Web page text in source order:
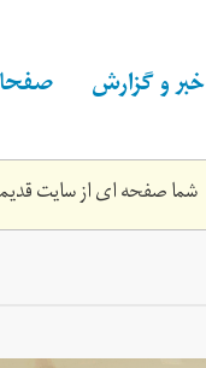
خبر و گزارش
شما صفحه ای از سایت